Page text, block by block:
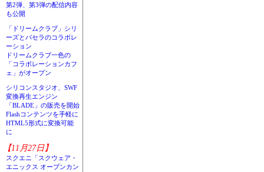
第2弾、第3弾の配信内容
も公開
「ドリームクラブ」シリ
ーズとパセラのコラボレ
ーション
ドリームクラブ一色の
「コラボレーションカフ
ェ」がオープン
シリコンスタジオ、SWF
変換再生エンジン
「BLADE」の販売を開始
Flashコンテンツを手軽に
HTML5形式に変換可能
に
【11月27日】
スクエニ「スクウェア・
エニックス オープンカン